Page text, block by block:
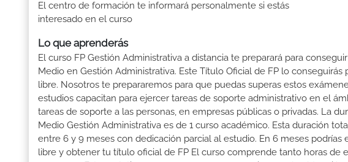
El centro de formación te informará personalmente si estás
interesado en el curso
Lo que aprenderás
El curso FP Gestión Administrativa a distancia te preparará para
Medio en Gestión Administrativa. Este Título Oficial de FP lo
libre. Nosotros te prepararemos para que puedas superas estos
estudios capacitan para ejercer tareas de soporte administrativo en el
tareas de soporte a las personas, en empresas públicas o privadas. La
Medio Gestión Administrativa es de 1 curso académico. Esta duración
entre 6 y 9 meses con dedicación parcial al estudio. En 6 meses
libre y obtener tu título oficial de FP El curso comprende tanto horas de